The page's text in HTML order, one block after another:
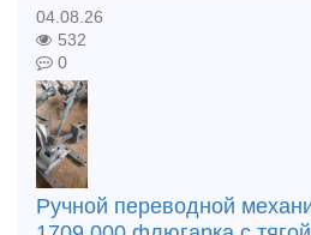
04.08.26
532
0
Ручной переводной